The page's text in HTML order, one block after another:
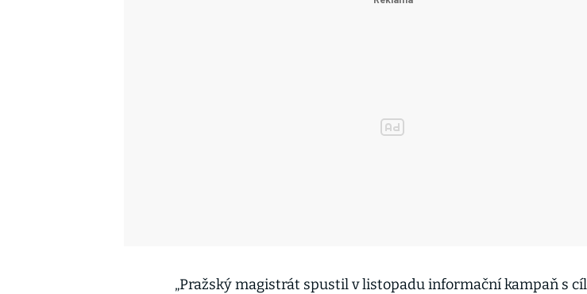
„Pražský magistrát spustil v listopadu informační kampaň s